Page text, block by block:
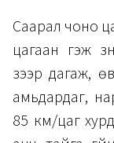
Саарал чоно
цагаан гэж
зээр дагаж,
амьдардаг,
85 км/цаг